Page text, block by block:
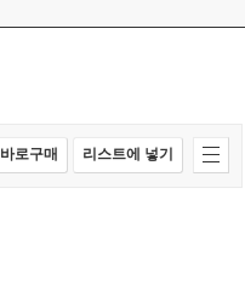
바로구매 리스트에 넣기